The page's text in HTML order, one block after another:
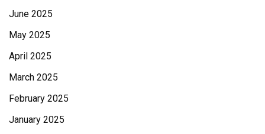
June 2025
May 2025
April 2025
March 2025
February 2025
January 2025